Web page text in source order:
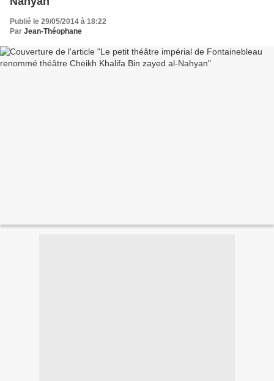
Publié le 29/05/2014 à 18:22
Par Jean-Théophane